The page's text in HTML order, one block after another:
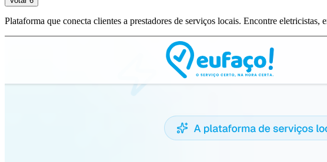
Plataforma que conecta clientes a prestadores de serviços locais. Encontre